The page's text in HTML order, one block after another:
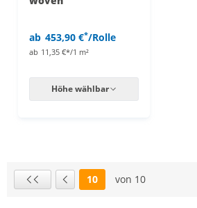
ab 453,90 €*/Rolle
ab 11,35 €*/1 m²
Höhe wählbar
Erste SeiteVorherige Seite
Seite
10 von 10